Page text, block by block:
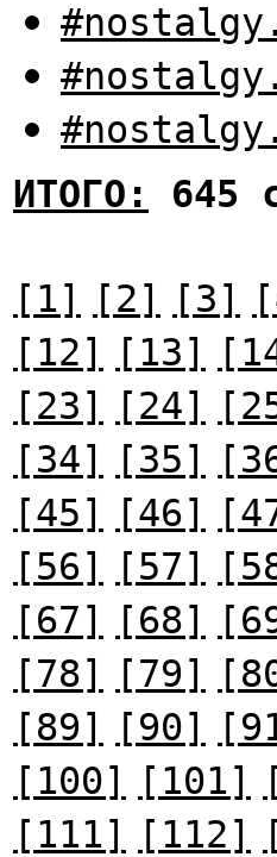
ИТОГО:
645
[1] [2] [3]
[12]
[13]
[23]
[24]
[34]
[35]
[45]
[46]
[56]
[57]
[67]
[68]
[78]
[79]
[89]
[90]
[100]
[101]
[111]
[112]